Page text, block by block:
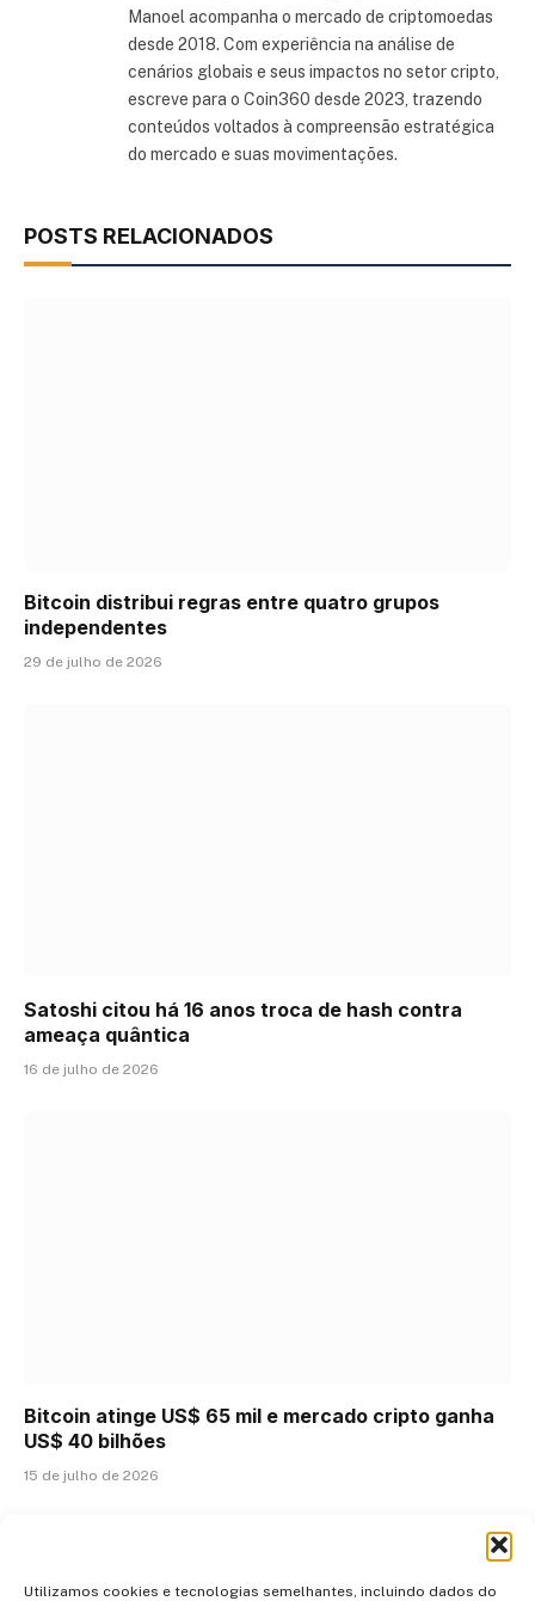
Utilizamos cookies e tecnologias semelhantes, incluindo dados do
Manoel acompanha o mercado de criptomoedas
desde 2018. Com experiência na análise de
cenários globais e seus impactos no setor cripto,
escreve para o Coin360 desde 2023, trazendo
conteúdos voltados à compreensão estratégica
do mercado e suas movimentações.
POSTS RELACIONADOS
Bitcoin distribui regras entre quatro grupos
independentes
29 de julho de 2026
Satoshi citou há 16 anos troca de hash contra
ameaça quântica
16 de julho de 2026
Bitcoin atinge US$ 65 mil e mercado cripto ganha
US$ 40 bilhões
15 de julho de 2026